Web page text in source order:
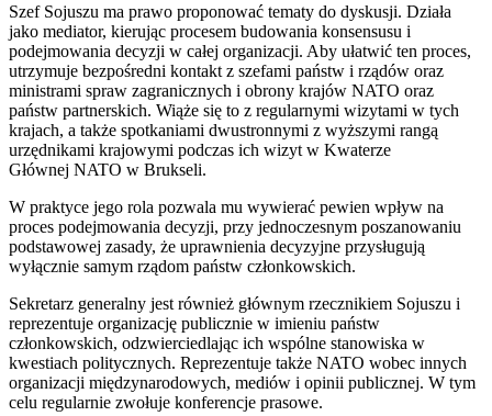
Szef Sojuszu ma prawo proponować tematy do dyskusji. Działa
jako mediator, kierując procesem budowania konsensusu i
podejmowania decyzji w całej organizacji. Aby ułatwić ten proces,
utrzymuje bezpośredni kontakt z szefami państw i rządów oraz
ministrami spraw zagranicznych i obrony krajów NATO oraz
państw partnerskich. Wiąże się to z regularnymi wizytami w tych
krajach, a także spotkaniami dwustronnymi z wyższymi rangą
urzędnikami krajowymi podczas ich wizyt w Kwaterze
Głównej NATO w Brukseli.
W praktyce jego rola pozwala mu wywierać pewien wpływ na
proces podejmowania decyzji, przy jednoczesnym poszanowaniu
podstawowej zasady, że uprawnienia decyzyjne przysługują
wyłącznie samym rządom państw członkowskich.
Sekretarz generalny jest również głównym rzecznikiem Sojuszu i
reprezentuje organizację publicznie w imieniu państw
członkowskich, odzwierciedlając ich wspólne stanowiska w
kwestiach politycznych. Reprezentuje także NATO wobec innych
organizacji międzynarodowych, mediów i opinii publicznej. W tym
celu regularnie zwołuje konferencje prasowe.